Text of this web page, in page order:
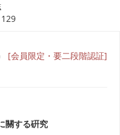
[会員限定・要二段階認証]
關する硏究